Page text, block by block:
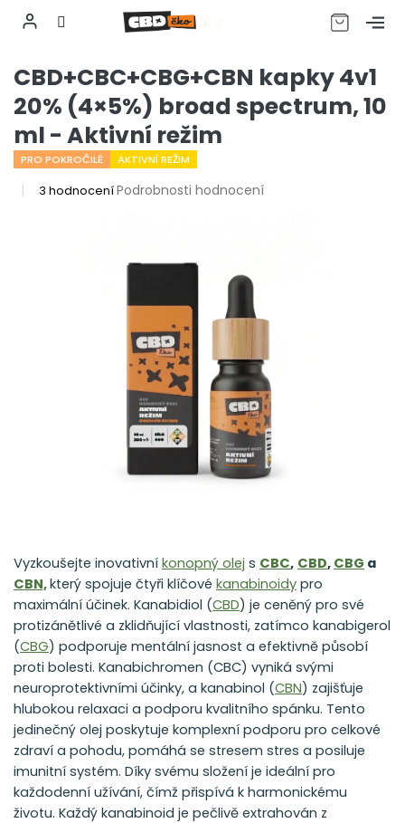
na
obsah
CZK
CBD+CBC+CBG+CBN kapky 4v1
20% (4×5%) broad spectrum, 10
ml - Aktivní režim
PRO POKROČILÉ AKTIVNÍ REŽIM
Průměrné
3 hodnoceníPodrobnosti hodnocení
Vyzkoušejte inovativní konopný olej s CBC, CBD, CBG a
CBN,který spojuje čtyři klíčové kanabinoidy pro
maximální účinek. Kanabidiol (CBD) je ceněný pro své
protizánětlivé a zklidňující vlastnosti, zatímco kanabigerol
(CBG) podporuje mentální jasnost a efektivně působí
proti bolesti. Kanabichromen (CBC) vyniká svými
neuroprotektivními účinky, a kanabinol (CBN) zajišťuje
hlubokou relaxaci a podporu kvalitního spánku. Tento
jedinečný olej poskytuje komplexní podporu pro celkové
zdraví a pohodu, pomáhá se stresem stres a posiluje
imunitní systém. Díky svému složení je ideální pro
každodenní užívání, čímž přispívá k harmonickému
životu. Každý kanabinoid je pečlivě extrahován z